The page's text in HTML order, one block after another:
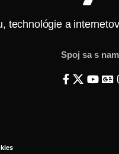
technológie a
Spoj sa s